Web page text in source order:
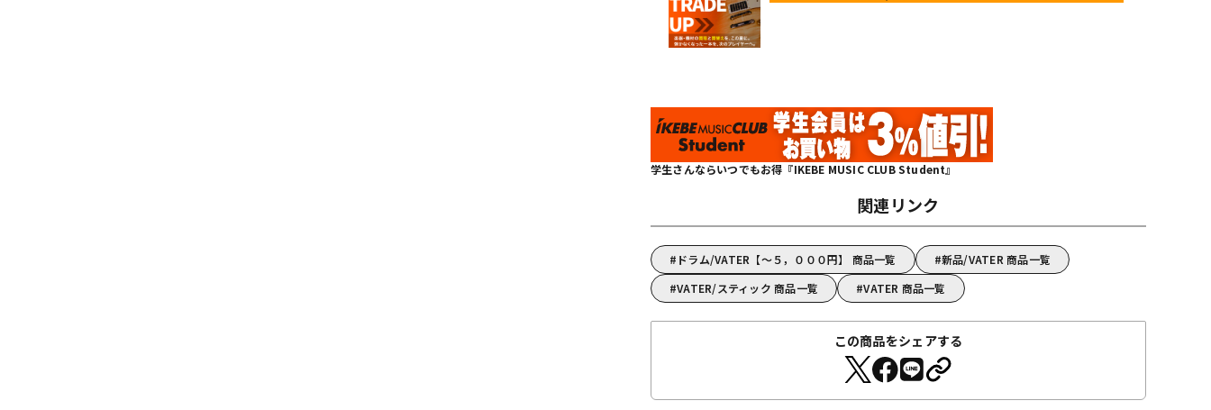
学生さんならいつでもお得『IKEBE MUSIC CLUB Student』
関連リンク
ドラム/VATER【～５，０００円】 商品一覧
新品/VATER 商品一覧
VATER/スティック 商品一覧
VATER 商品一覧
この商品をシェアする